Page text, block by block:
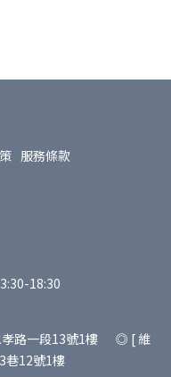
服務條款
18:30
孝路一段13號1樓 ◎ [ 維
巷12號1樓